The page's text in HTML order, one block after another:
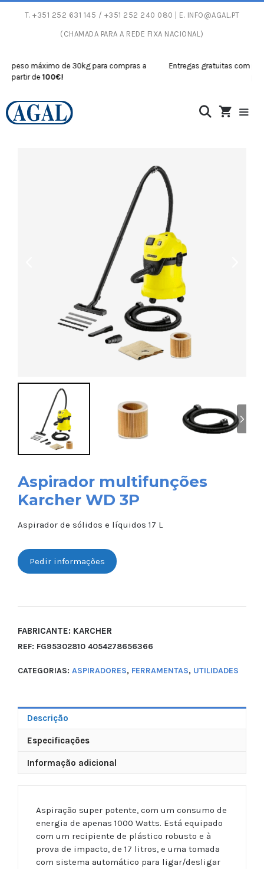
T. +351 252 631 145 / +351 252 240 080 | E. INFO@AGAL.PT
(CHAMADA PARA A REDE FIXA NACIONAL)
máximo de 30kg para compras a
de100€!
Entregas gratuitas com peso
Aspirador multifunções
Karcher WD 3P
Aspirador de sólidos e líquidos 17 L
Pedir informações
FABRICANTE: KARCHER
REF: FG95302810 4054278656366
CATEGORIAS: ASPIRADORES, FERRAMENTAS, UTILIDADES
Descrição
Especificações
Informação adicional
Aspiração super potente, com um consumo de
energia de apenas 1000 Watts. Está equipado
com um recipiente de plástico robusto e à
prova de impacto, de 17 litros, e uma tomada
com sistema automático para ligar/desligar